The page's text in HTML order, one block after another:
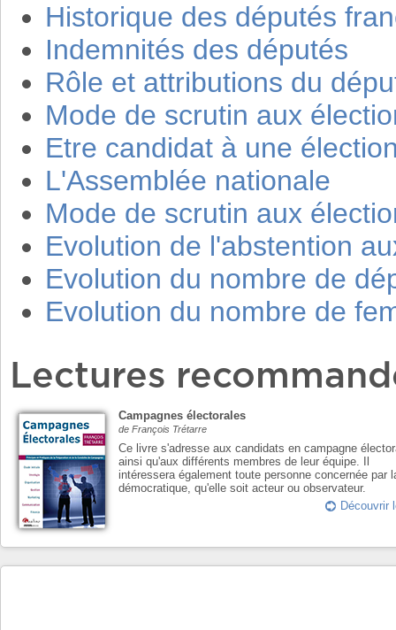
Historique des députés
Indemnités des députés
Rôle et attributions du
Mode de scrutin aux
Etre candidat à une
L'Assemblée nationale
Mode de scrutin aux
Evolution de l'abstention
Evolution du nombre de
Evolution du nombre de
Lectures
Campagnes électorales
de François Trétarre
Ce livre s'adresse aux candidats en campagne
ainsi qu'aux différents membres de leur équipe. Il
intéressera également toute personne concernée par
démocratique, qu'elle soit acteur ou observateur.
Découvrir